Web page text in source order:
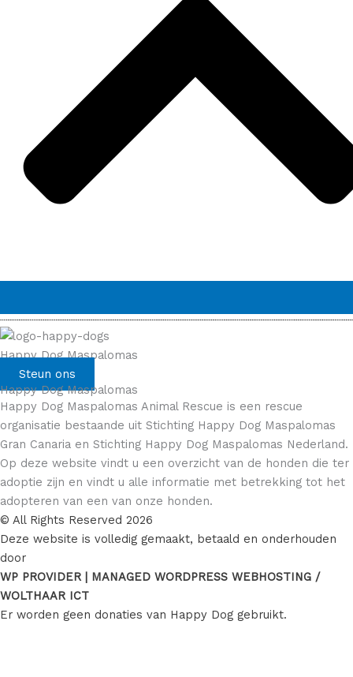
Happy Dog Maspalomas
Steun ons
Happy Dog Maspalomas
Happy Dog Maspalomas Animal Rescue is een rescue
organisatie bestaande uit Stichting Happy Dog Maspalomas
Gran Canaria en Stichting Happy Dog Maspalomas Nederland.
Op deze website vindt u een overzicht van de honden die ter
adoptie zijn en vindt u alle informatie met betrekking tot het
adopteren van een van onze honden.
© All Rights Reserved 2026
Deze website is volledig gemaakt, betaald en onderhouden
door
WP PROVIDER | MANAGED WORDPRESS WEBHOSTING /
WOLTHAAR ICT
Er worden geen donaties van Happy Dog gebruikt.